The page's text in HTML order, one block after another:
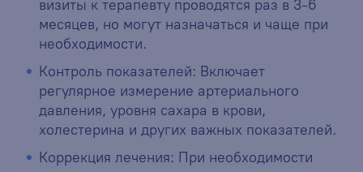
визиты к терапевту проводятся раз в 3-6
месяцев, но могут назначаться и чаще при
необходимости.
Контроль показателей: Включает
регулярное измерение артериального
давления, уровня сахара в крови,
холестерина и других важных показателей.
Коррекция лечения: При необходимости